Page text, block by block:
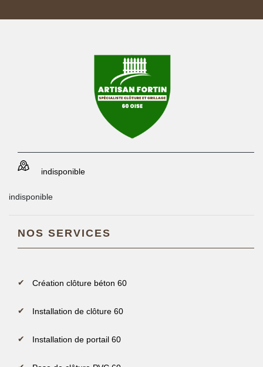
indisponible
indisponible
NOS SERVICES
Création clôture béton 60
Installation de clôture 60
Installation de portail 60